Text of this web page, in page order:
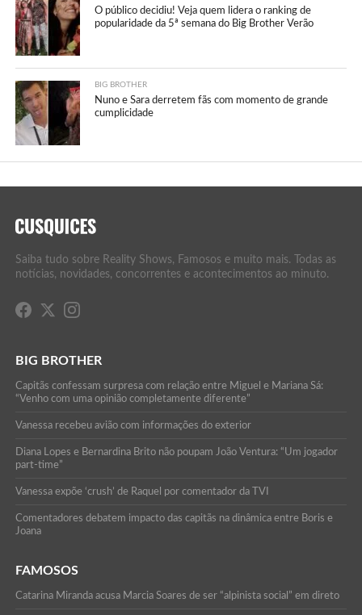
O público decidiu! Veja quem lidera o ranking de
popularidade da 5ª semana do Big Brother Verão
BIG BROTHER
Nuno e Sara derretem fãs com momento de grande
cumplicidade
Saiba tudo sobre Reality Shows, Famosos e muito mais. Todas as
notícias, novidades, concorrentes e acontecimentos ao minuto.
BIG BROTHER
Capitãs confessam surpresa com relação entre Miguel e Mariana Sá:
“Venho com uma opinião completamente diferente”
Vanessa recebeu avião com informações do exterior
Diana Lopes e Bernardina Brito não poupam João Ventura: “Um jogador
part-time”
Vanessa expõe ‘crush’ de Raquel por comentador da TVI
Comentadores debatem impacto das capitãs na dinâmica entre Boris e
Joana
FAMOSOS
Catarina Miranda acusa Marcia Soares de ser “alpinista social” em direto